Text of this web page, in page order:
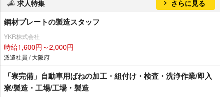
求人特集 さらに見る
鋼材プレートの製造スタッフ
YKR株式会社
時給1,600円～2,000円
派遣社員 / 大阪府
「寮完備」自動車用ばねの加工・組付け・検査・洗浄作業/即入
寮/製造・工場/工場・製造